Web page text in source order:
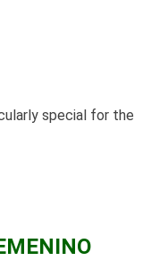
special for the